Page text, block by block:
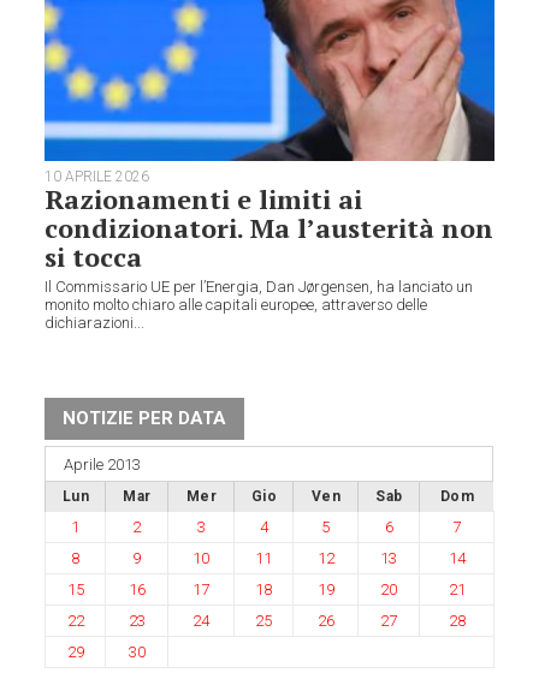
10 APRILE 2026
Razionamenti e limiti ai
condizionatori. Ma l’austerità non
si tocca
Il Commissario UE per l’Energia, Dan Jørgensen, ha lanciato un
monito molto chiaro alle capitali europee, attraverso delle
dichiarazioni...
NOTIZIE PER DATA
Aprile 2013
Lun Mar Mer Gio Ven Sab Dom
1 2 3 4 5 6
7
8
9 10 11 12 13
14
15
16 17 18 19 20
21
22
23 24 25 26 27
28
29
30